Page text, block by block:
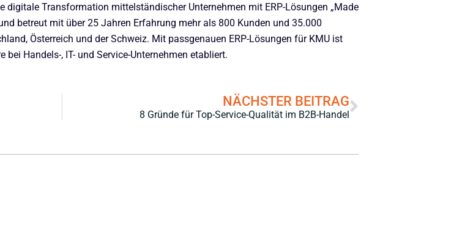
digitale Transformation mittelständischer Unternehmen mit ERP-Lösungen „Made
betreut mit über 25 Jahren Erfahrung mehr als 800 Kunden und 35.000
Österreich und der Schweiz. Mit passgenauen ERP-Lösungen für KMU ist
bei Handels-, IT- und Service-Unternehmen etabliert.
NÄCHSTER BEITRAG
8 Gründe für Top-Service-Qualität im B2B-Handel